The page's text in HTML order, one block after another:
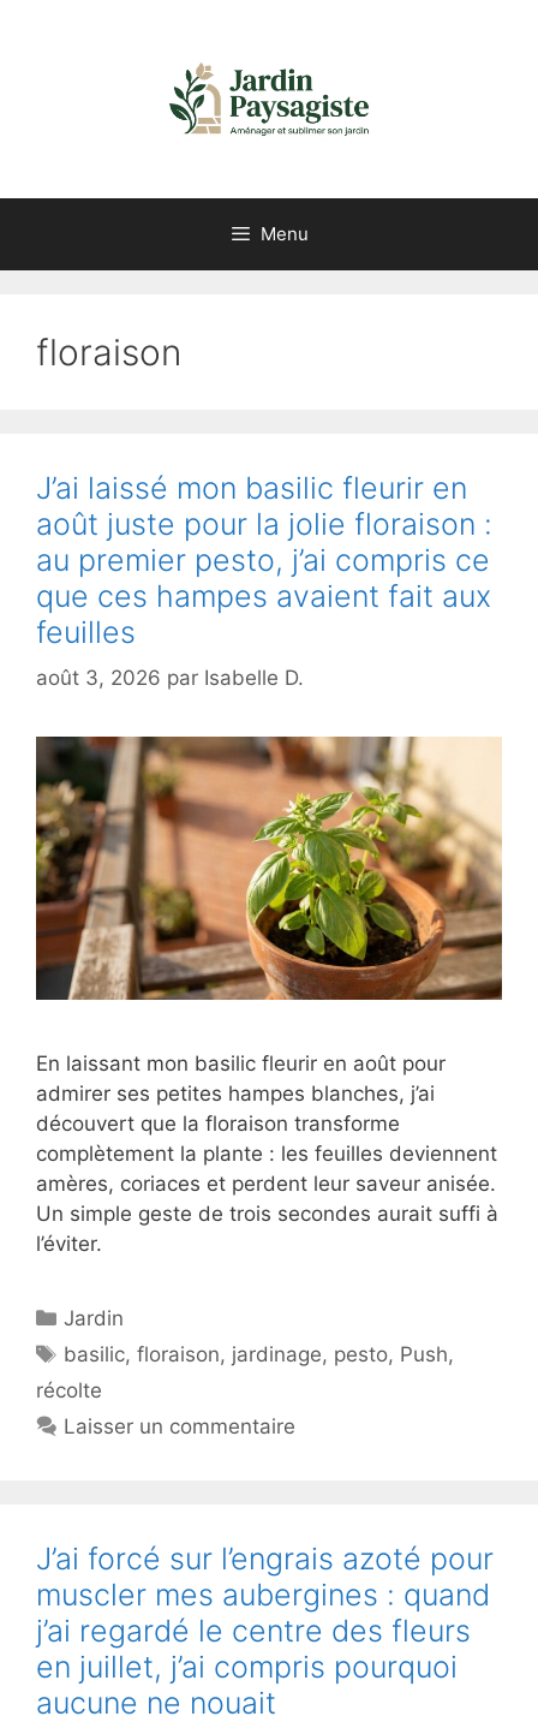
Menu
floraison
J’ai laissé mon basilic fleurir en
août juste pour la jolie floraison :
au premier pesto, j’ai compris ce
que ces hampes avaient fait aux
feuilles
août 3, 2026 par Isabelle D.
En laissant mon basilic fleurir en août pour
admirer ses petites hampes blanches, j’ai
découvert que la floraison transforme
complètement la plante : les feuilles deviennent
amères, coriaces et perdent leur saveur anisée.
Un simple geste de trois secondes aurait suffi à
l’éviter.
Catégories
Jardin
Étiquettes
basilic,floraison, jardinage, pesto, Push,
récolte
Laisser un commentaire
J’ai forcé sur l’engrais azoté pour
muscler mes aubergines : quand
j’ai regardé le centre des fleurs
en juillet, j’ai compris pourquoi
aucune ne nouait